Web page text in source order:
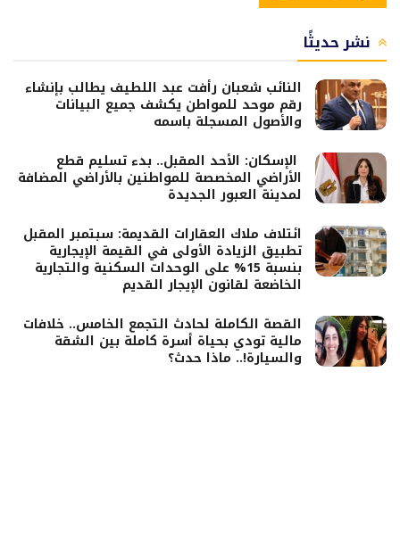
نشر حديثًا
النائب شعبان رأفت عبد اللطيف يطالب بإنشاء
رقم موحد للمواطن يكشف جميع البيانات
والأصول المسجلة باسمه
الإسكان: الأحد المقبل.. بدء تسليم قطع
الأراضي المخصصة للمواطنين بالأراضي المضافة
لمدينة العبور الجديدة
ائتلاف ملاك العقارات القديمة: سبتمبر المقبل
تطبيق الزيادة الأولى في القيمة الإيجارية
بنسبة 15% على الوحدات السكنية والتجارية
الخاضعة لقانون الإيجار القديم
القصة الكاملة لحادث التجمع الخامس.. خلافات
مالية تودي بحياة أسرة كاملة بين الشقة
والسيارة!.. ماذا حدث؟